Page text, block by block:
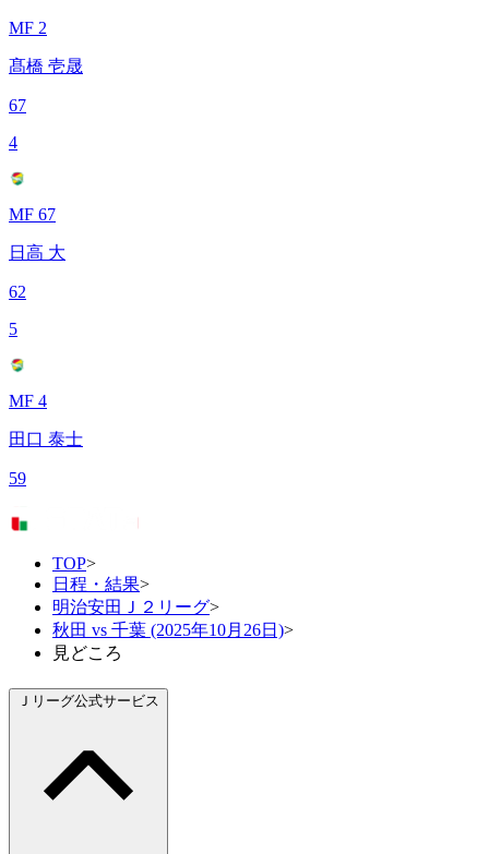
MF 2
髙橋 壱晟
67
4
MF 67
日高 大
62
5
MF 4
田口 泰士
59
TOP>
日程・結果>
明治安田Ｊ２リーグ>
秋田 vs 千葉 (2025年10月26日)>
見どころ
Ｊリーグ公式サービス